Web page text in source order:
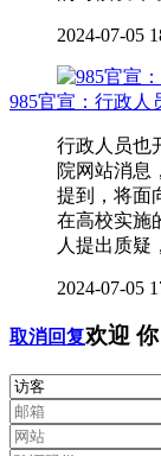
2024-07-05
985官宣：行政人
行政人员也
院网站消息
提到，将面
在高校实施
人提出质疑
2024-07-05
取消回复欢迎 你